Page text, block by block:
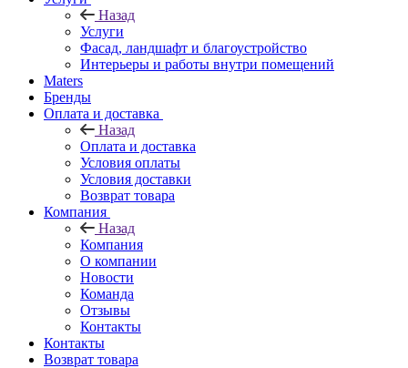
Назад
Услуги
Фасад, ландшафт и благоустройство
Интерьеры и работы внутри помещений
Maters
Бренды
Оплата и доставка
Назад
Оплата и доставка
Условия оплаты
Условия доставки
Возврат товара
Компания
Назад
Компания
О компании
Новости
Команда
Отзывы
Контакты
Контакты
Возврат товара